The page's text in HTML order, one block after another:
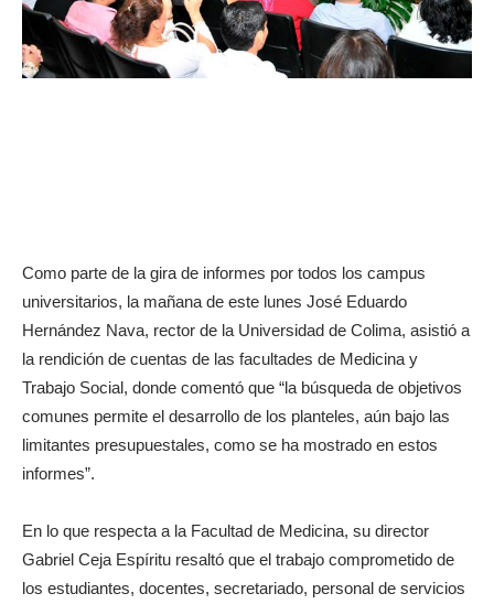
Como parte de la gira de informes por todos los campus
universitarios, la mañana de este lunes José Eduardo
Hernández Nava, rector de la Universidad de Colima, asistió a
la rendición de cuentas de las facultades de Medicina y
Trabajo Social, donde comentó que “la búsqueda de objetivos
comunes permite el desarrollo de los planteles, aún bajo las
limitantes presupuestales, como se ha mostrado en estos
informes”.
En lo que respecta a la Facultad de Medicina, su director
Gabriel Ceja Espíritu resaltó que el trabajo comprometido de
los estudiantes, docentes, secretariado, personal de servicios